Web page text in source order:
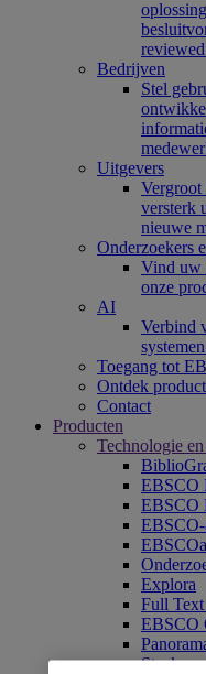
Bedrijven
Stel
Uitgevers
Vergroot
versterk
nieuwe
Onderzoekers
Vind uw
onze
AI
Verbind
Toegang tot
Ontdek
Contact
Producten
Technologie
EBSCO
EBSCO
Explora
Full
EBSCO
Stacks